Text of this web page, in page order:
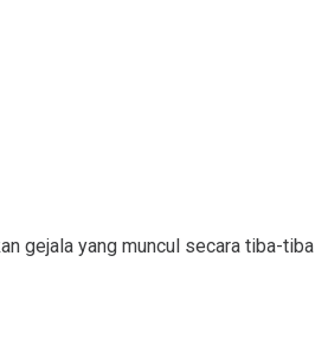
gejala yang muncul secara tiba-tiba